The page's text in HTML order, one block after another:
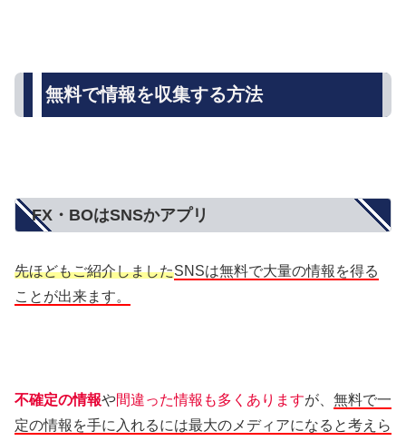
無料で情報を収集する方法
FX・BOはSNSかアプリ
先ほどもご紹介しましたSNSは無料で大量の情報を得る
ことが出来ます。
不確定の情報や間違った情報も多くありますが、 無料で一
定の情報を手に入れるには最大のメディアになると考えら